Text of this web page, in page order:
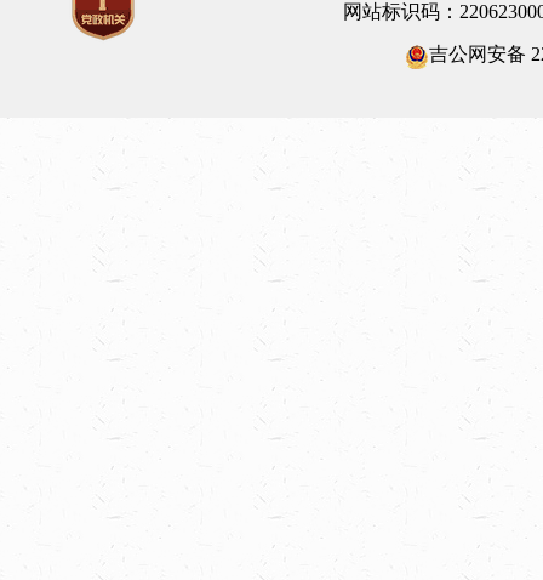
网站标识码：
吉公网安备